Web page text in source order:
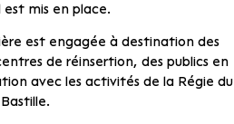
mis en place.
est engagée à destination des
de réinsertion, des publics en
avec les activités de la Régie du